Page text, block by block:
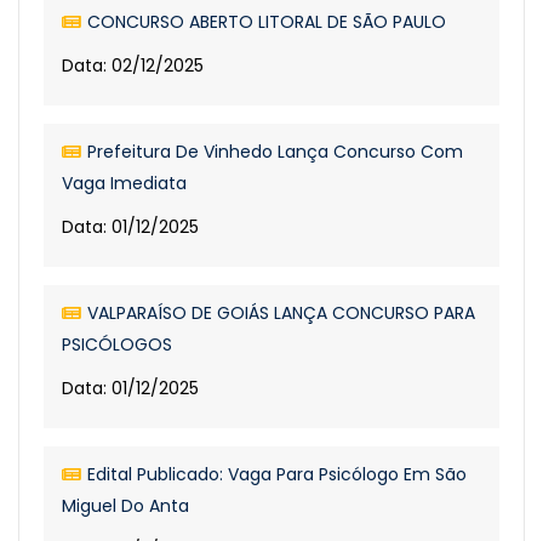
CONCURSO ABERTO LITORAL DE SÃO PAULO
Data: 02/12/2025
Prefeitura De Vinhedo Lança Concurso Com
Vaga Imediata
Data: 01/12/2025
VALPARAÍSO DE GOIÁS LANÇA CONCURSO PARA
PSICÓLOGOS
Data: 01/12/2025
Edital Publicado: Vaga Para Psicólogo Em São
Miguel Do Anta